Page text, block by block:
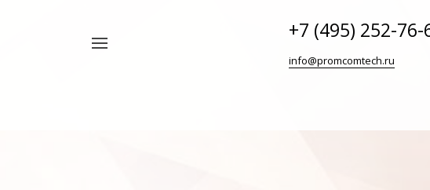
+7 (495) 252-76-
info@promcomtech.ru